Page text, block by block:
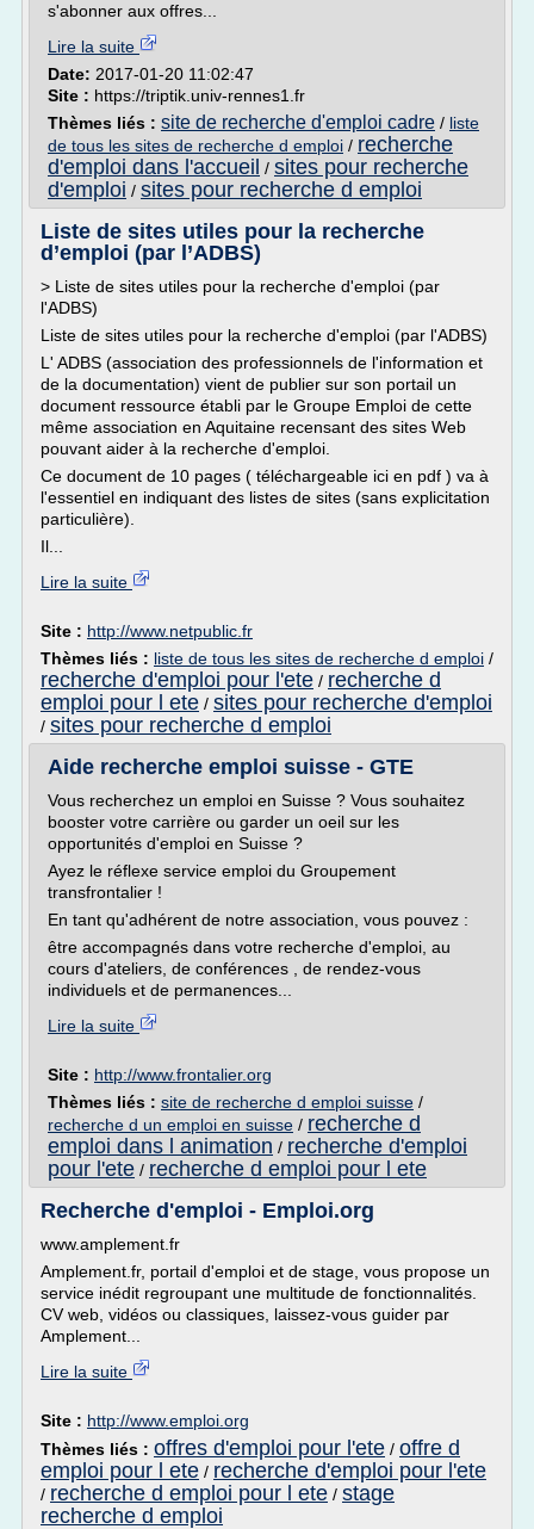
s'abonner aux offres...
Lire la suite
Date: 2017-01-20 11:02:47
Site : https://triptik.univ-rennes1.fr
Thèmes liés : site de recherche d'emploi cadre / liste
de tous les sites de recherche d emploi / recherche
d'emploi dans l'accueil / sites pour recherche
d'emploi / sites pour recherche d emploi
Liste de sites utiles pour la recherche
d’emploi (par l’ADBS)
> Liste de sites utiles pour la recherche d'emploi (par
l'ADBS)
Liste de sites utiles pour la recherche d'emploi (par l'ADBS)
L' ADBS (association des professionnels de l'information et
de la documentation) vient de publier sur son portail un
document ressource établi par le Groupe Emploi de cette
même association en Aquitaine recensant des sites Web
pouvant aider à la recherche d'emploi.
Ce document de 10 pages ( téléchargeable ici en pdf ) va à
l'essentiel en indiquant des listes de sites (sans explicitation
particulière).
Il...
Lire la suite
Site : http://www.netpublic.fr
Thèmes liés : liste de tous les sites de recherche d emploi /
recherche d'emploi pour l'ete / recherche d
emploi pour l ete / sites pour recherche d'emploi
/ sites pour recherche d emploi
Aide recherche emploi suisse - GTE
Vous recherchez un emploi en Suisse ? Vous souhaitez
booster votre carrière ou garder un oeil sur les
opportunités d'emploi en Suisse ?
Ayez le réflexe service emploi du Groupement
transfrontalier !
En tant qu'adhérent de notre association, vous pouvez :
être accompagnés dans votre recherche d'emploi, au
cours d'ateliers, de conférences , de rendez-vous
individuels et de permanences...
Lire la suite
Site : http://www.frontalier.org
Thèmes liés : site de recherche d emploi suisse /
recherche d un emploi en suisse / recherche d
emploi dans l animation / recherche d'emploi
pour l'ete / recherche d emploi pour l ete
Recherche d'emploi - Emploi.org
www.amplement.fr
Amplement.fr, portail d'emploi et de stage, vous propose un
service inédit regroupant une multitude de fonctionnalités.
CV web, vidéos ou classiques, laissez-vous guider par
Amplement...
Lire la suite
Site : http://www.emploi.org
Thèmes liés : offres d'emploi pour l'ete / offre d
emploi pour l ete / recherche d'emploi pour l'ete
/ recherche d emploi pour l ete / stage
recherche d emploi